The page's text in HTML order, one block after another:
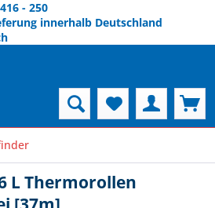
- 250
innerhalb Deutschland
L Thermorollen